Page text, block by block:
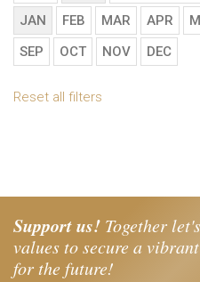
JAN
FEB MAR APR
SEP
OCT NOV DEC
Reset all filters
Support us! Together
values to secure a
for the future!